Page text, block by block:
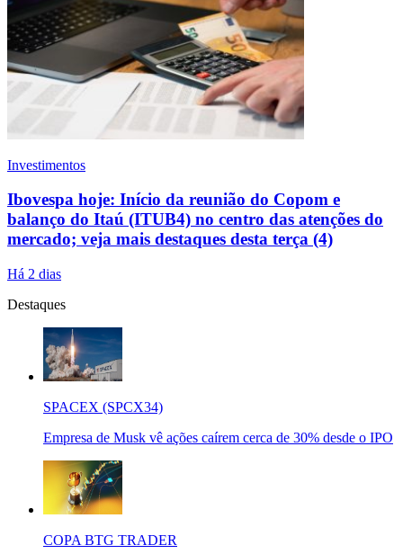
Investimentos
Ibovespa hoje: Início da reunião do Copom e
balanço do Itaú (ITUB4) no centro das atenções do
mercado; veja mais destaques desta terça (4)
Há 2 dias
Destaques
SPACEX (SPCX34)
Empresa de Musk vê ações caírem cerca de 30% desde o IPO
COPA BTG TRADER